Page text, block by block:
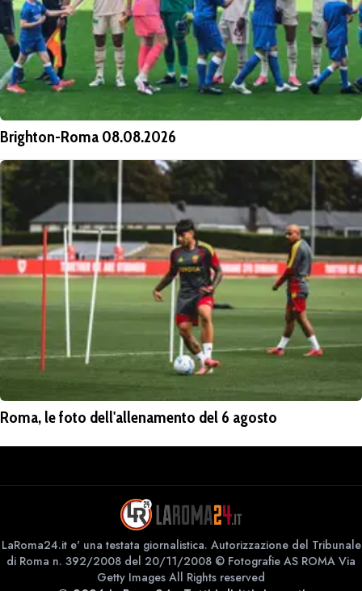
Brighton-Roma 08.08.2026
Roma, le foto dell'allenamento del 6 agosto
LaRoma24.it e' una testata giornalistica. Autorizzazione del Tribunale
di Roma n. 392/2008 del 20/11/2008 © Fotografie AS ROMA Via
Getty Images All Rights reserved